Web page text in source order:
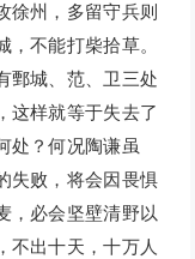
徐州，多留守兵则
不能打柴拾草。
鄄城、范、卫三处
这样就等于失去了
处？何况陶谦虽
失败，将会因畏惧
，必会坚壁清野以
不出十天，十万人